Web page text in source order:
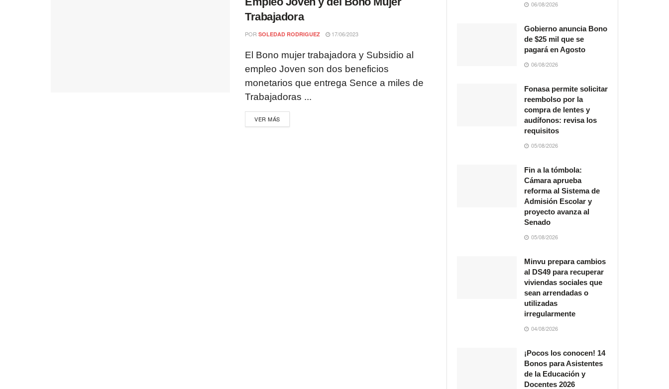
Trabajadora
POR SOLEDAD RODRIGUEZ 17/06/2023
El Bono mujer trabajadora y Subsidio al
empleo Joven son dos beneficios
monetarios que entrega Sence a miles de
Trabajadoras ...
VER MÁS
06/08/2026
Gobierno anuncia Bono
de $25 mil que se
pagará en Agosto
06/08/2026
Fonasa permite solicitar
reembolso por la
compra de lentes y
audífonos: revisa los
requisitos
05/08/2026
Fin a la tómbola:
Cámara aprueba
reforma al Sistema de
Admisión Escolar y
proyecto avanza al
Senado
05/08/2026
Minvu prepara cambios
al DS49 para recuperar
viviendas sociales que
sean arrendadas o
utilizadas
irregularmente
04/08/2026
¡Pocos los conocen! 14
Bonos para Asistentes
de la Educación y
Docentes 2026